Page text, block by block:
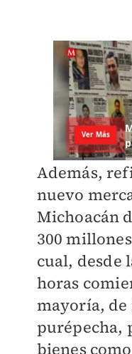
Además,
nuevo
Michoacán
300
cual, desde
horas
mayoría,
purépecha,
bienes